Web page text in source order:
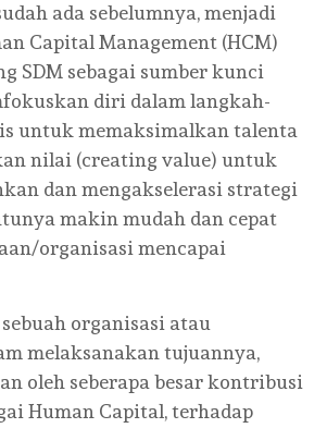
ada sebelumnya, menjadi
Capital Management (HCM)
SDM sebagai sumber kunci
diri dalam langkah-
untuk memaksimalkan talenta
nilai (creating value) untuk
dan mengakselerasi strategi
makin mudah dan cepat
organisasi mencapai
sebuah organisasi atau
melaksanakan tujuannya,
oleh seberapa besar kontribusi
Human Capital, terhadap